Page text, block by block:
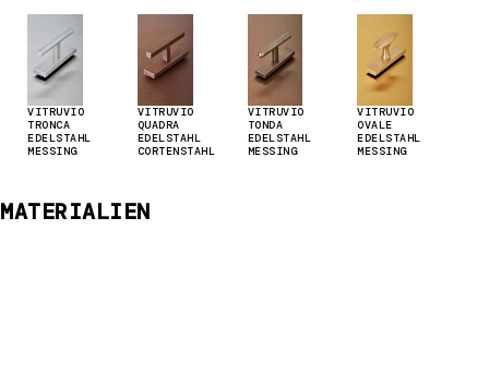
VITRUVIO
TRONCA
EDELSTAHL
MESSING
VITRUVIO
QUADRA
EDELSTAHL
CORTENSTAHL
VITRUVIO
TONDA
EDELSTAHL
MESSING
VITRUVIO
OVALE
EDELSTAHL
MESSING
MATERIALIEN